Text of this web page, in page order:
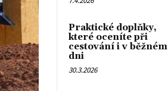
Praktické doplňky,
které oceníte při
cestování i v běžném
dni
30.3.2026